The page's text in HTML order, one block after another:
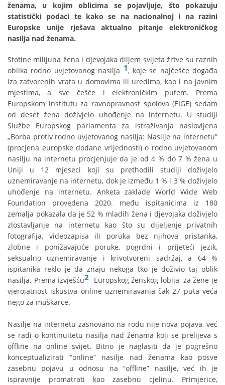
ženama, u kojim oblicima se pojavljuje, što pokazuju
statistički podaci te kako se na nacionalnoj i na razini
Europske unije rješava aktualno pitanje elektroničkog
nasilja nad ženama.
Stotine milijuna žena i djevojaka diljem svijeta žrtve su raznih
oblika rodno uvjetovanog nasilja 1, koje se najčešće događa
iza zatvorenih vrata u domovima ili uredima, kao i na javnim
mjestima, a sve češće i elektroničkim putem. Prema
Europskom institutu za ravnopravnost spolova (EIGE) sedam
od deset žena doživjelo uhođenje na internetu. U studiji
Službe Europskog parlamenta za istraživanja naslovljena
„Borba protiv rodno uvjetovanog nasilja: Nasilje na internetu”
(procjena europske dodane vrijednosti) o rodno uvjetovanom
nasilju na internetu procjenjuje da je od 4 % do 7 % žena u
Uniji u 12 mjeseci koji su prethodili studiji doživjelo
uznemiravanje na internetu, dok je između 1 % i 3 % doživjelo
uhođenje na internetu. Anketa zaklade World Wide Web
Foundation provedena 2020. među ispitanicima iz 180
zemalja pokazala da je 52 % mladih žena i djevojaka doživjelo
zlostavljanje na internetu kao što su dijeljenje privatnih
fotografija, videozapisa ili poruka bez njihova pristanka,
zlobne i ponižavajuće poruke, pogrdni i prijeteći jezik,
seksualno uznemiravanje i krivotvoreni sadržaj, a 64 %
ispitanika reklo je da znaju nekoga tko je doživio taj oblik
nasilja. Prema izvješću2
Europskog ženskog lobija, za žene je
vjerojatnost iskustva online uznemiravanja čak 27 puta veća
nego za muškarce.
Nasilje na internetu zasnovano na rodu nije nova pojava, već
se radi o kontinuitetu nasilja nad ženama koji se prelijeva s
offline na online svijet. Bitno je naglasiti da je pogrešno
konceptualizirati “online” nasilje nad ženama kao posve
zasebnu pojavu u odnosu na “offline” nasilje, već ih je
ispravnije promatrati kao zasebnu cjelinu. Primjerice,